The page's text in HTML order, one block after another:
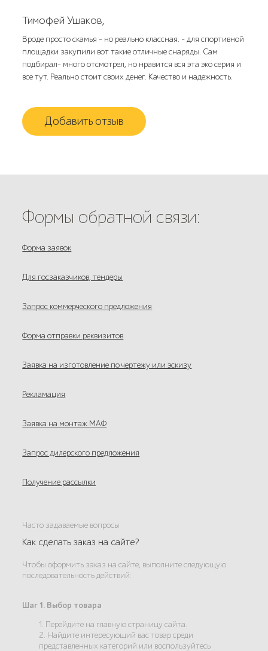
Тимофей Ушаков,
Вроде просто скамья - но реально классная. - для спортивной
площадки закупили вот такие отличные снаряды. Сам
подбирал- много отсмотрел, но нравится вся эта эко серия и
все тут. Реально стоит своих денег. Качество и надежность.
Добавить отзыв
Формы обратной связи:
Форма заявок
Для госзаказчиков, тендеры
Запрос коммерческого предложения
Форма отправки реквизитов
Заявка на изготовление по чертежу или эскизу
Рекламация
Заявка на монтаж МАФ
Запрос дилерского предложения
Получение рассылки
Часто задаваемые вопросы
Как сделать заказ на сайте?
Чтобы оформить заказ на сайте, выполните следующую
последовательность действий:
Шаг 1. Выбор товара
1. Перейдите на главную страницу сайта.
2. Найдите интересующий вас товар среди
представленных категорий или воспользуйтесь